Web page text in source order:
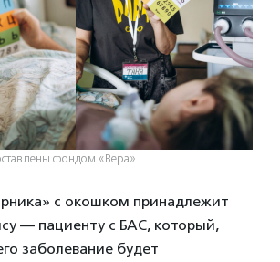
фондом «Вера»
с окошком принадлежит
— пациенту с БАС, который,
заболевание будет